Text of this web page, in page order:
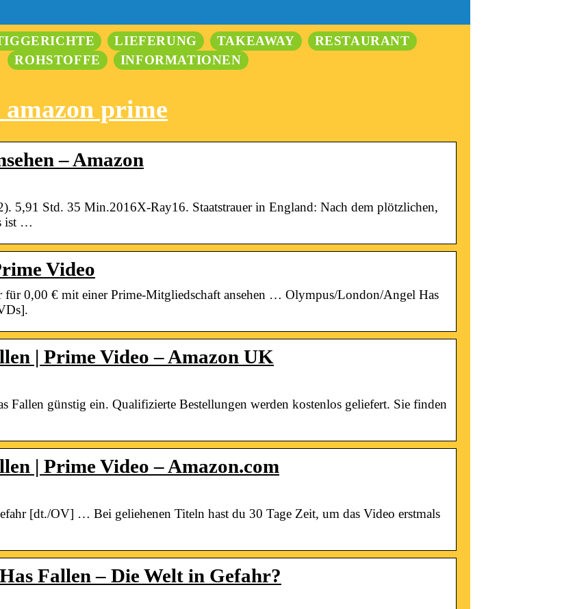
LIEFERUNG TAKEAWAY
RESTAURANT
ROHSTOFFE
INFORMATIONEN
prime
– Amazon
5,91 Std. 35 Min.2016X-Ray16. Staatstrauer in England: Nach dem plötzlichen,
ist …
Video
0,00 € mit einer Prime-Mitgliedschaft ansehen … Olympus/London/Angel Has
| Prime Video – Amazon UK
Fallen günstig ein. Qualifizierte Bestellungen werden kostenlos geliefert. Sie finden
| Prime Video – Amazon.com
[dt./OV] … Bei geliehenen Titeln hast du 30 Tage Zeit, um das Video erstmals
Fallen – Die Welt in Gefahr?